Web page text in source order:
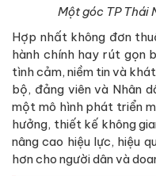
Một góc TP Thái
Hợp nhất không đơn
hành chính hay rút gọn
tình cảm, niềm tin và
bộ, đảng viên và Nhân
một mô hình phát triển
hưởng, thiết kế không
nâng cao hiệu lực, hiệu
hơn cho người dân và